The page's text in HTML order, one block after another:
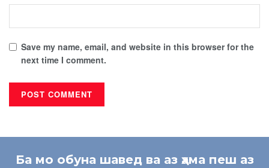
Save my name, email, and website in this browser for the
next time I comment.
Ба мо обуна шавед ва аз ҳама пеш аз